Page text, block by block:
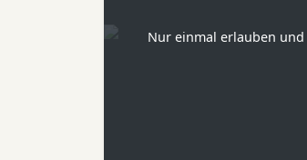
Nur einmal erlauben